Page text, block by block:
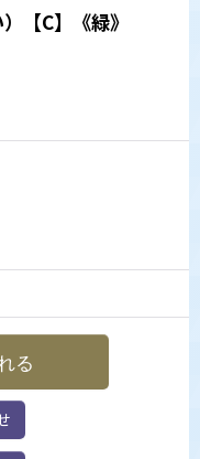
【C】《緑》
る